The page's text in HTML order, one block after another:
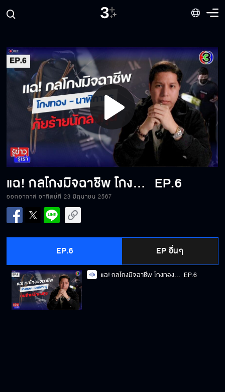
Play
Video
แฉ! กลโกงมิจฉาชีพ โกงทอง-นาฬิกาหรู ภัยร้ายนักลงทุน EP.6
ออกอากาศ อาทิตย์ที่ 23 มิถุนายน 2567
EP.6 EP อื่นๆ
แฉ! กลโกงมิจฉาชีพ โกงทอง-นาฬิกาหรู ภัยร้ายนักลงทุน EP.6